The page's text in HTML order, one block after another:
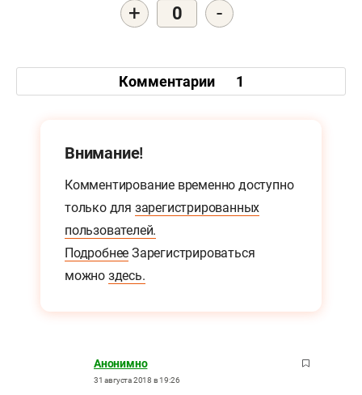
+ 0 -
Комментарии 1
Внимание!
Комментирование временно доступно
только для зарегистрированных
пользователей.
Подробнее Зарегистрироваться
можно здесь.
Анонимно
31 августа 2018 в 19:26